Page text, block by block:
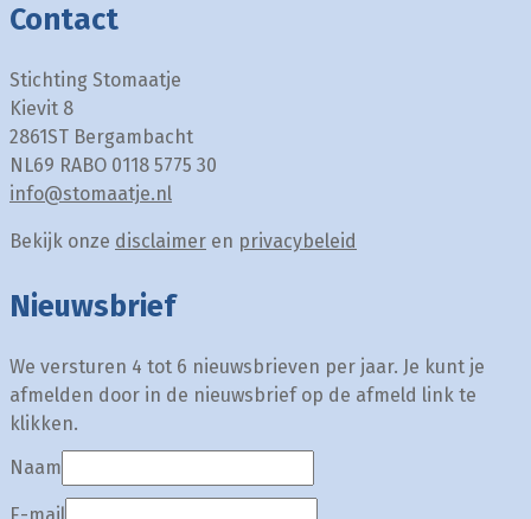
Contact
Stichting Stomaatje
Kievit 8
2861ST Bergambacht
NL69 RABO 0118 5775 30
info@stomaatje.nl
Bekijk onze disclaimer en privacybeleid
Nieuwsbrief
We versturen 4 tot 6 nieuwsbrieven per jaar. Je kunt je
afmelden door in de nieuwsbrief op de afmeld link te
klikken.
Naam